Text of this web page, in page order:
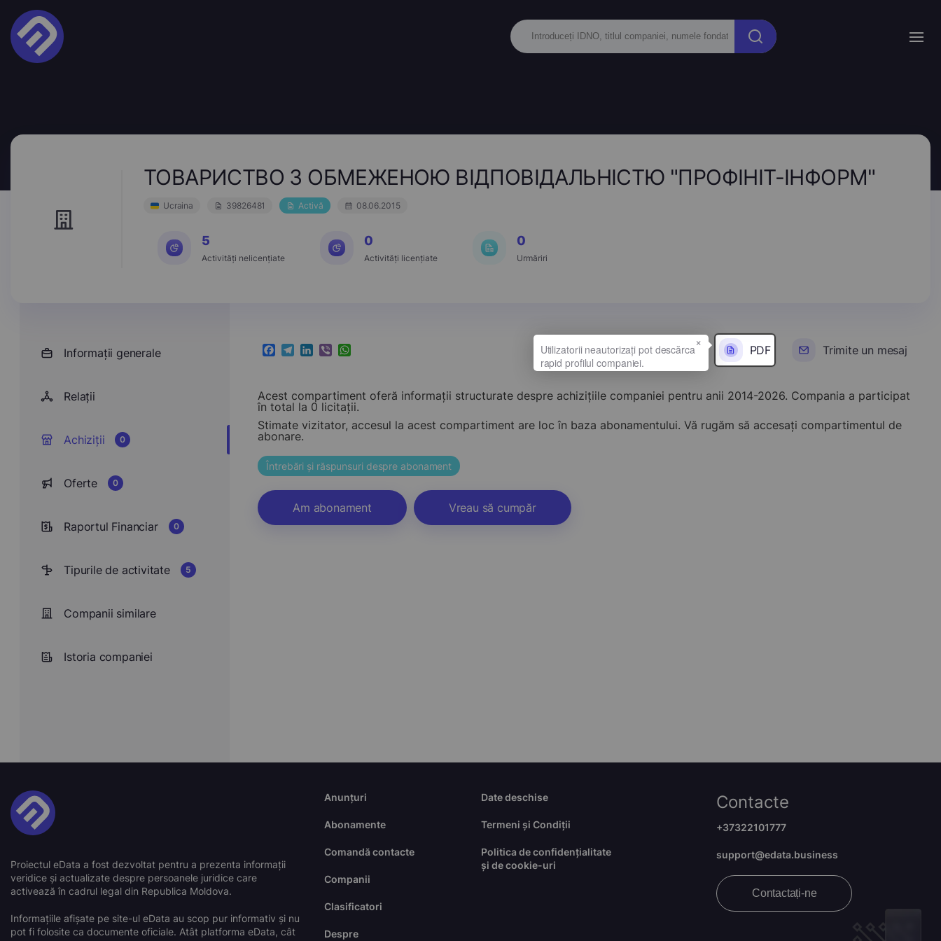
ТОВАРИСТВО З ОБМЕЖЕНОЮ ВІДПОВІДАЛЬНІСТЮ "ПРОФІНІТ-ІНФОРМ"
Ucraina 39826481 Activă 08.06.2015
5
Activități nelicențiate
0
Activități licențiate
0
Urmăriri
Informații generale
Relații
Achiziții 0
Oferte 0
Raportul Financiar 0
Tipurile de activitate 5
Companii similare
Istoria companiei
Facebook
Telegram
LinkedIn
ViberWhatsApp PDF Trimite un mesaj
Acest compartiment oferă informații structurate despre achizițiile companiei pentru anii 2014-2026. Compania a participat
în total la 0 licitații.
Stimate vizitator, accesul la acest compartiment are loc în baza abonamentului. Vă rugăm să accesați compartimentul de
abonare.
Întrebări și răspunsuri despre abonament
Am abonament Vreau să cumpăr
Proiectul eData a fost dezvoltat pentru a prezenta informații
veridice și actualizate despre persoanele juridice care
activează în cadrul legal din Republica Moldova.
Informațiile afișate pe site-ul eData au scop pur informativ și nu
pot fi folosite ca documente oficiale. Atât platforma eData, cât
Anunțuri
Abonamente
Comandă contacte
Companii
Clasificatori
Despre
Date deschise
Termeni și Condiții
Politica de confidențialitate
și de cookie-uri
Contacte
+37322101777
support@edata.business
Contactați-ne
×